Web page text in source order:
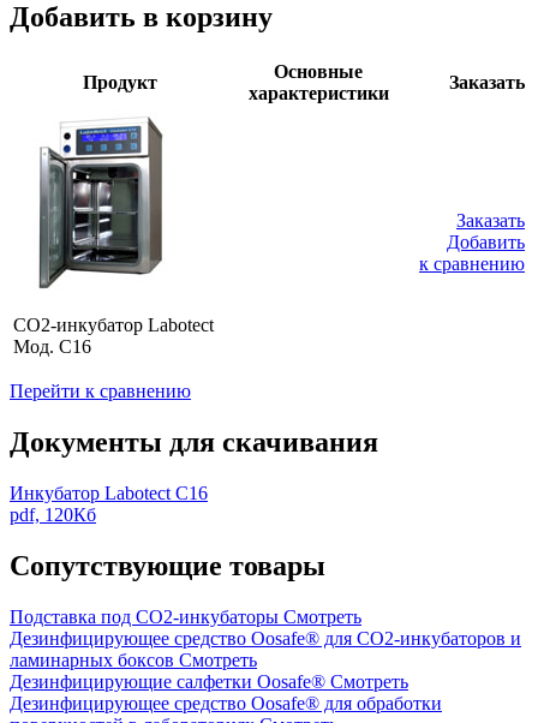
Добавить в корзину
Продукт
Основные
характеристики
Заказать
CO2-инкубатор Labotect
Мод. С16
Заказать
Добавить
к сравнению
Перейти к сравнению
Документы для скачивания
Инкубатор Labotect C16
pdf, 120Кб
Сопутствующие товары
Подставка под СО2-инкубаторы Смотреть
Дезинфицирующее средство Oosafe® для СО2-инкубаторов и
ламинарных боксов Смотреть
Дезинфицирующие салфетки Oosafe® Смотреть
Дезинфицирующее средство Oosafe® для обработки